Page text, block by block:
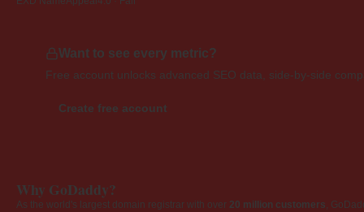
Want to see every metric?
Free account unlocks advanced SEO data, side-by-side
Create free account
Why GoDaddy?
As the world's largest domain registrar with over 20 million customers,